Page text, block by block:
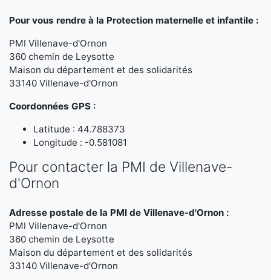
Pour vous rendre à la Protection maternelle et infantile :
PMI Villenave-d'Ornon
360 chemin de Leysotte
Maison du département et des solidarités
33140 Villenave-d'Ornon
Coordonnées GPS :
Latitude : 44.788373
Longitude : -0.581081
Pour contacter la PMI de Villenave-
d'Ornon
Adresse postale de la PMI de Villenave-d'Ornon :
PMI Villenave-d'Ornon
360 chemin de Leysotte
Maison du département et des solidarités
33140 Villenave-d'Ornon